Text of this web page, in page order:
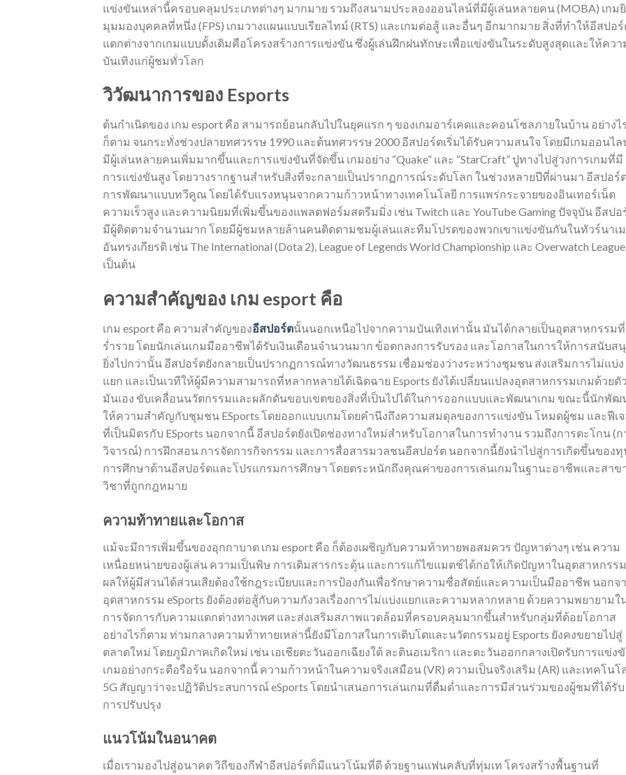
แข่งขันเหล่านี้ครอบคลุมประเภทต่างๆ มากมาย รวมถึงสนามประลองออนไลน์ที่มีผู้เล่นหลายคน (MOBA) เกม
มุมมองบุคคลที่หนึ่ง (FPS) เกมวางแผนแบบเรียลไทม์ (RTS) และเกมต่อสู้ และอื่นๆ อีกมากมาย สิ่งที่ทำให้อีสปอ
แตกต่างจากเกมแบบดั้งเดิมคือโครงสร้างการแข่งขัน ซึ่งผู้เล่นฝึกฝนทักษะเพื่อแข่งขันในระดับสูงสุดและให้ควา
บันเทิงแก่ผู้ชมทั่วโลก
วิวัฒนาการของ Esports
ต้นกำเนิดของ เกม esport คือ สามารถย้อนกลับไปในยุคแรก ๆ ของเกมอาร์เคดและคอนโซลภายในบ้าน อย่างไ
ก็ตาม จนกระทั่งช่วงปลายทศวรรษ 1990 และต้นทศวรรษ 2000 อีสปอร์ตเริ่มได้รับความสนใจ โดยมีเกมออนไ
มีผู้เล่นหลายคนเพิ่มมากขึ้นและการแข่งขันที่จัดขึ้น เกมอย่าง “Quake” และ “StarCraft” ปูทางไปสู่วงการเกมที่มี
การแข่งขันสูง โดยวางรากฐานสำหรับสิ่งที่จะกลายเป็นปรากฏการณ์ระดับโลก ในช่วงหลายปีที่ผ่านมา อีสปอร์
การพัฒนาแบบทวีคูณ โดยได้รับแรงหนุนจากความก้าวหน้าทางเทคโนโลยี การแพร่กระจายของอินเทอร์เน็ต
ความเร็วสูง และความนิยมที่เพิ่มขึ้นของแพลตฟอร์มสตรีมมิ่ง เช่น Twitch และ YouTube Gaming ปัจจุบัน อีสปอ
มีผู้ติดตามจำนวนมาก โดยมีผู้ชมหลายล้านคนติดตามชมผู้เล่นและทีมโปรดของพวกเขาแข่งขันกันในทัวร์นาเ
อันทรงเกียรติ เช่น The International (Dota 2), League of Legends World Championship และ Overwatch League
เป็นต้น
ความสำคัญของ เกม esport คือ
เกม esport คือ ความสำคัญของอีสปอร์ตนั้นนอกเหนือไปจากความบันเทิงเท่านั้น มันได้กลายเป็นอุตสาหกรรมที่
ร่ำรวย โดยนักเล่นเกมมืออาชีพได้รับเงินเดือนจำนวนมาก ข้อตกลงการรับรอง และโอกาสในการให้การสนับส
ยิ่งไปกว่านั้น อีสปอร์ตยังกลายเป็นปรากฏการณ์ทางวัฒนธรรม เชื่อมช่องว่างระหว่างชุมชน ส่งเสริมการไม่แบ่ง
แยก และเป็นเวทีให้ผู้มีความสามารถที่หลากหลายได้เฉิดฉาย Esports ยังได้เปลี่ยนแปลงอุตสาหกรรมเกมด้วยตัว
มันเอง ขับเคลื่อนนวัตกรรมและผลักดันขอบเขตของสิ่งที่เป็นไปได้ในการออกแบบและพัฒนาเกม ขณะนี้นักพัฒ
ให้ความสำคัญกับชุมชน ESports โดยออกแบบเกมโดยคำนึงถึงความสมดุลของการแข่งขัน โหมดผู้ชม และฟีเ
ที่เป็นมิตรกับ ESports นอกจากนี้ อีสปอร์ตยังเปิดช่องทางใหม่สำหรับโอกาสในการทำงาน รวมถึงการตะโกน (ก
วิจารณ์) การฝึกสอน การจัดการกิจกรรม และการสื่อสารมวลชนอีสปอร์ต นอกจากนี้ยังนำไปสู่การเกิดขึ้นของ
การศึกษาด้านอีสปอร์ตและโปรแกรมการศึกษา โดยตระหนักถึงคุณค่าของการเล่นเกมในฐานะอาชีพและสาข
วิชาที่ถูกกฎหมาย
ความท้าทายและโอกาส
แม้จะมีการเพิ่มขึ้นของอุกกาบาต เกม esport คือ ก็ต้องเผชิญกับความท้าทายพอสมควร ปัญหาต่างๆ เช่น ความ
เหนื่อยหน่ายของผู้เล่น ความเป็นพิษ การเติมสารกระตุ้น และการแก้ไขแมตช์ได้ก่อให้เกิดปัญหาในอุตสาหกรร
ผลให้ผู้มีส่วนได้ส่วนเสียต้องใช้กฎระเบียบและการป้องกันเพื่อรักษาความซื่อสัตย์และความเป็นมืออาชีพ นอกจ
อุตสาหกรรม eSports ยังต้องต่อสู้กับความกังวลเรื่องการไม่แบ่งแยกและความหลากหลาย ด้วยความพยายามใ
การจัดการกับความแตกต่างทางเพศ และส่งเสริมสภาพแวดล้อมที่ครอบคลุมมากขึ้นสำหรับกลุ่มที่ด้อยโอกาส
อย่างไรก็ตาม ท่ามกลางความท้าทายเหล่านี้ยังมีโอกาสในการเติบโตและนวัตกรรมอยู่ Esports ยังคงขยายไปสู่
ตลาดใหม่ โดยภูมิภาคเกิดใหม่ เช่น เอเชียตะวันออกเฉียงใต้ ละตินอเมริกา และตะวันออกกลางเปิดรับการแข่ง
เกมอย่างกระตือรือร้น นอกจากนี้ ความก้าวหน้าในความจริงเสมือน (VR) ความเป็นจริงเสริม (AR) และเทคโนโ
5G สัญญาว่าจะปฏิวัติประสบการณ์ eSports โดยนำเสนอการเล่นเกมที่ดื่มด่ำและการมีส่วนร่วมของผู้ชมที่ได้รับ
การปรับปรุง
แนวโน้มในอนาคต
เมื่อเรามองไปสู่อนาคต วิถีของกีฬาอีสปอร์ตก็มีแนวโน้มที่ดี ด้วยฐานแฟนคลับที่ทุ่มเท โครงสร้างพื้นฐานที่